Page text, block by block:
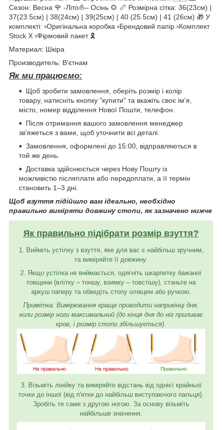
Сезон: Весна 🌹 -Літо⛵️– Осінь 🌻 📏 Розмірна сітка: 36(23см) |
37(23.5см) | 38(24см) | 39(25см) | 40 (25.5см) | 41 (26см) 🎁 У
комплекті: ▫️Оригінальна коробка ▫️Брендовий папір ▫️Комплект
Stock X ▫️Фірмовий пакет 🎗️
Материал: Шкіра
Производитель: В'єтнам
Як ми працюємо:
Щоб зробити замовлення, оберіть розмір і колір
товару, натисніть кнопку "купити" та вкажіть своє ім'я,
місто, номер відділення Нової Пошти, телефон.
Після отримання вашого замовлення менеджер
зв'яжеться з вами, щоб уточнити всі деталі.
Замовлення, оформлені до 15:00, відправляються в
той же день.
Доставка здійснюється через Нову Пошту із
можливістю післяплати або передоплати, а її термін
становить 1–3 дні.
Щоб взуття підійшло вам ідеально, необхідно
правильно виміряти довжину стопи, як зазначено нижче
Як правильно підібрати розмір взуття?
1. Вийміть устілку з взуття, яке для вас є найбільш зручним,
та виміряйте її довжину.
2. Якщо устілка не виймається, одягніть шкарпетку бажаної
товщини (влітку – тоншу, взимку – товстішу), станьте на
аркуш паперу та обведіть стопу олівцем або ручкою.
Примітка: Вимірювання краще проводити наприкінці дня,
коли розмір ноги максимальний (до кінця дня до ніг приливає
кров, і розмір стопи збільшується).
3. Візьміть лінійку та виміряйте відстань від однієї крайньої
точки до іншої (від п'ятки до найбільш виступаючого пальця).
Зробіть те саме з другою ногою. За основу візьміть
найбільше значення.